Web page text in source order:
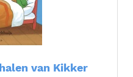
van Kikker